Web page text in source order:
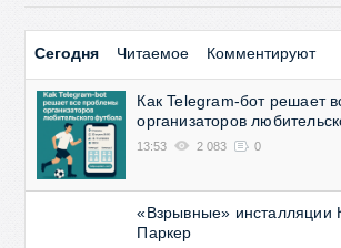
Сегодня Читаемое Комментируют
Как Telegram-бот решает
организаторов
13:53 2 083 0
«Взрывные» инсталляции
Паркер